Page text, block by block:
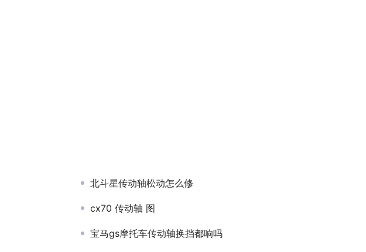
北斗星传动轴松动怎么修
cx70 传动轴 图
宝马gs摩托车传动轴换挡都响吗